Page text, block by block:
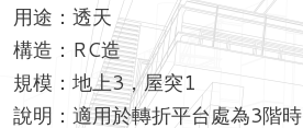
用途：透天
構造：RC造
規模：地上3，屋突1
說明：適用於轉折平台處為3階時